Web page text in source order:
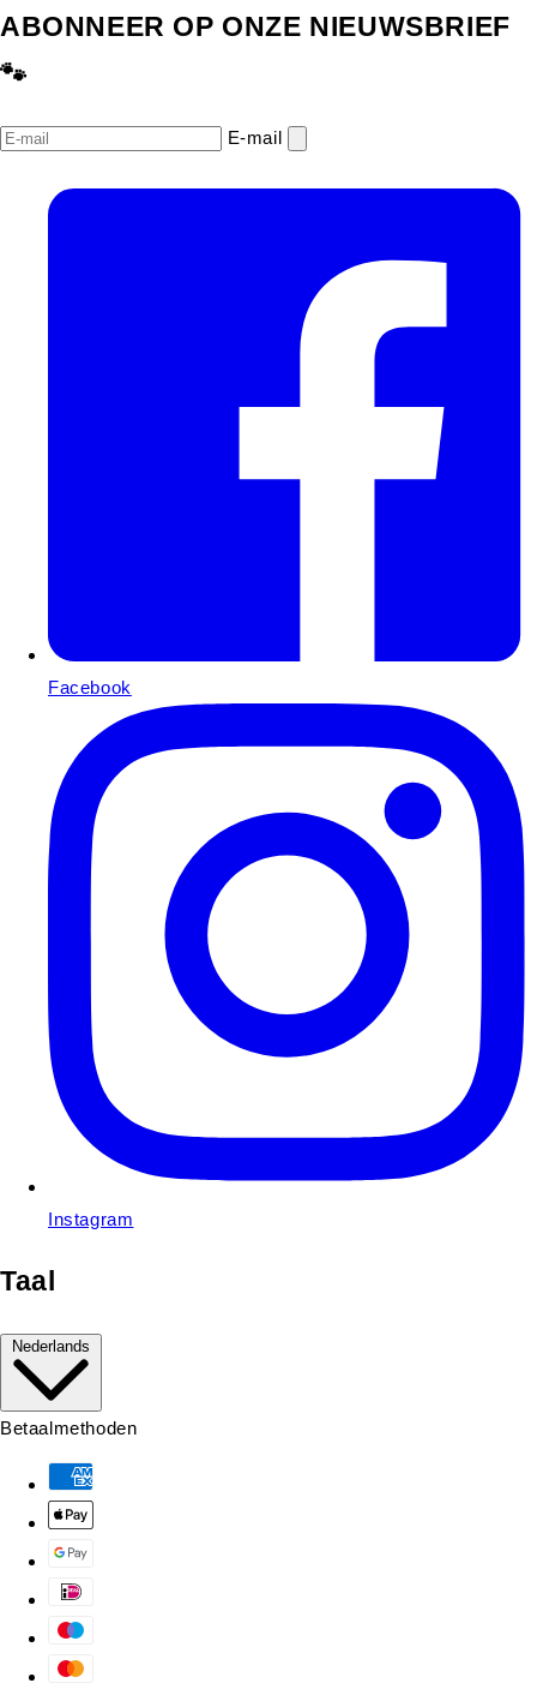
ABONNEER OP ONZE NIEUWSBRIEF
🐾
E‑mail
Facebook
Instagram
Taal
Nederlands
Betaalmethoden